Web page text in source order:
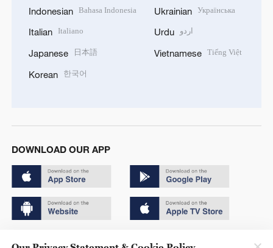
Indonesian Bahasa Indonesia
Italian Italiano
Japanese 日本語
Korean 한국어
Ukrainian Українська
Urdu اردو
Vietnamese Tiếng Việt
DOWNLOAD OUR APP